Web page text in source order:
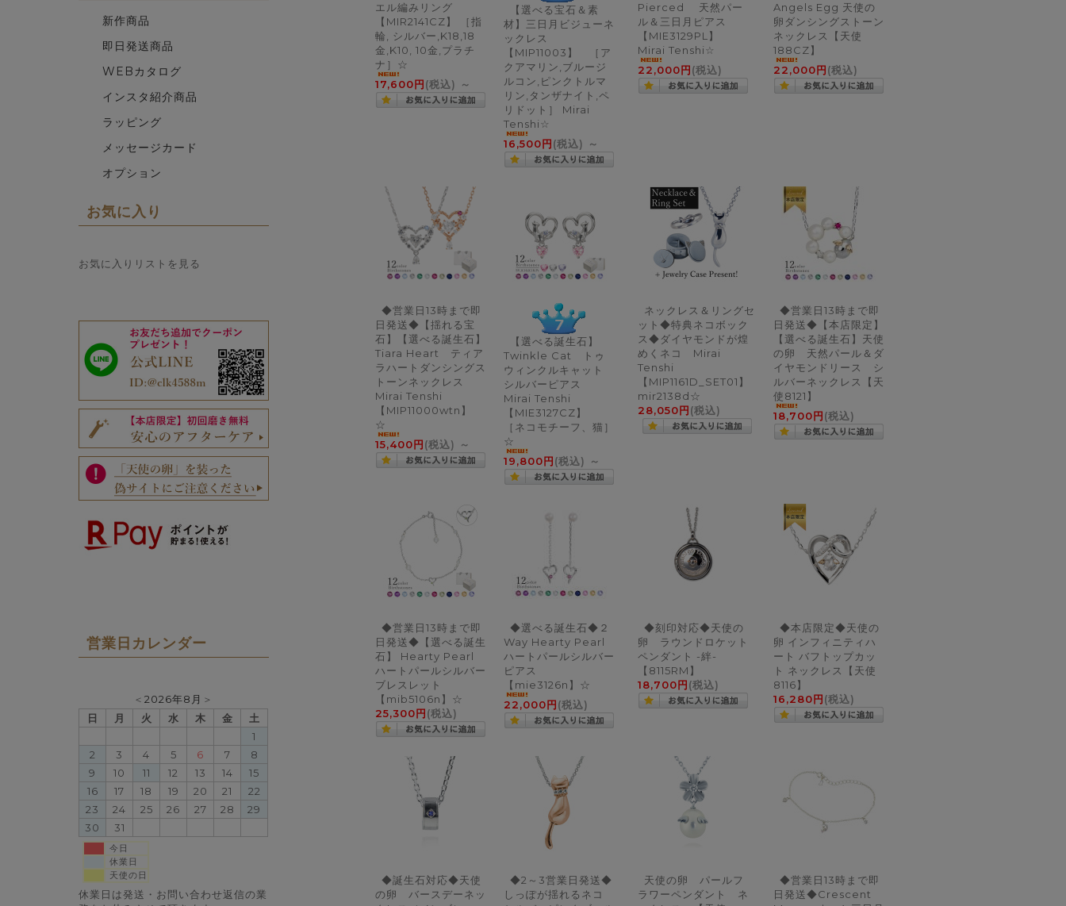
新作商品
即日発送商品
WEBカタログ
インスタ紹介商品
ラッピング
メッセージカード
オプション
お気に入り
お気に入りリストを見る
営業日カレンダー
＜ 2026年8月 ＞
日
月 火 水 木 金
土
1
2
3 4 5 6 7
8
9
10 11 12 13 14
15
16
17 18 19 20 21
22
23
24 25 26 27 28
29
30
31
今日
休業日
天使の日
休業日は発送・お問い合わせ返信の業
エル編みリング
【MIR2141CZ】 ［指
輪, シルバー,K18,18
金,K10, 10金,プラチ
ナ］☆
17,600円(税込) ～
【選べる宝石＆素
材】三日月ビジューネ
ックレス
【MIP11003】 ［ア
クアマリン,ブルージ
ルコン,ピンクトルマ
リン,タンザナイト,ペ
リドット］ Mirai
Tenshi☆
16,500円(税込) ～
Pierced 天然パー
ル＆三日月ピアス
【MIE3129PL】
Mirai Tenshi☆
22,000円(税込)
Angels Egg 天使の
卵ダンシングストーン
ネックレス【天使
188CZ】
22,000円(税込)
◆営業日13時まで即
日発送◆【揺れる宝
石】【選べる誕生石】
Tiara Heart ティア
ラハートダンシングス
トーンネックレス
Mirai Tenshi
【MIP11000wtn】
☆
15,400円(税込) ～
【選べる誕生石】
Twinkle Cat トゥ
ウィンクルキャット
シルバーピアス
Mirai Tenshi
【MIE3127CZ】
［ネコモチーフ、猫］
☆
19,800円(税込) ～
ネックレス＆リングセ
ット◆特典ネコボック
ス◆ダイヤモンドが煌
めくネコ Mirai
Tenshi
【MIP1161D_SET01】
mir2138d☆
28,050円(税込)
◆営業日13時まで即
日発送◆【本店限定】
【選べる誕生石】天使
の卵 天然パール＆ダ
イヤモンドリース シ
ルバーネックレス【天
使8121】
18,700円(税込)
◆営業日13時まで即
日発送◆【選べる誕生
石】 Hearty Pearl
ハートパールシルバー
ブレスレット
【mib5106n】☆
25,300円(税込)
◆選べる誕生石◆２
Way Hearty Pearl
ハートパールシルバー
ピアス
【mie3126n】☆
22,000円(税込)
◆刻印対応◆天使の
卵 ラウンドロケット
ペンダント -絆-
【8115RM】
18,700円(税込)
◆本店限定◆天使の
卵 インフィニティハ
ート バフトップカッ
ト ネックレス【天使
8116】
16,280円(税込)
◆誕生石対応◆天使
の卵 バースデーネッ
◆2～3営業日発送◆
しっぽが揺れるネコ
天使の卵 パールフ
ラワーペンダント ネ
◆営業日13時まで即
日発送◆Crescent